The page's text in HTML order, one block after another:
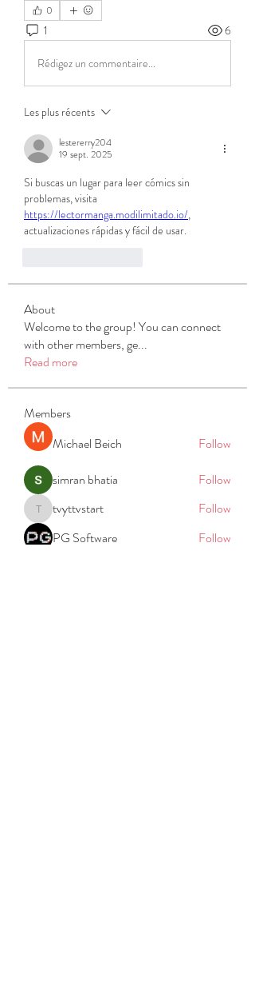
0
1 6
Rédigez un commentaire...
Les plus récents
lestererry204
19 sept. 2025
Si buscas un lugar para leer cómics sin
https://lectormanga.modilimitado.io/,
actualizaciones rápidas y fácil de usar.
About
Welcome to the group! You can connect
with other members, ge...
Read more
Members
Michael Beich
Follow
simran bhatia
Follow
tvyttvstart
tvyttvstart
Follow
PG Software
Follow